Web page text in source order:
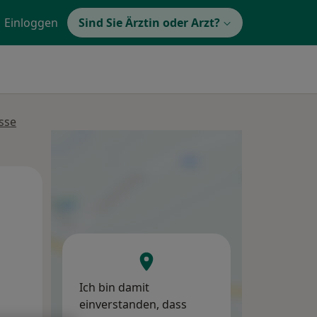
Einloggen Sind Sie Ärztin oder Arzt?
Ich bin damit
einverstanden, dass